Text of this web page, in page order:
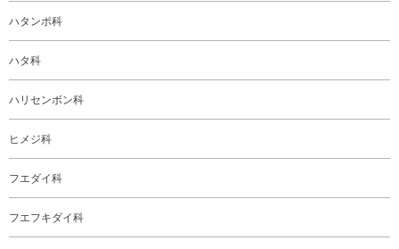
ハタンポ科
ハタ科
ハリセンボン科
ヒメジ科
フエダイ科
フエフキダイ科